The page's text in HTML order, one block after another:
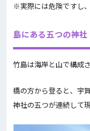
※実際には危険ですし
島にある五つの神社
竹島は海岸と山で構成
橋の方から登ると、宇
神社の五つが連続して現